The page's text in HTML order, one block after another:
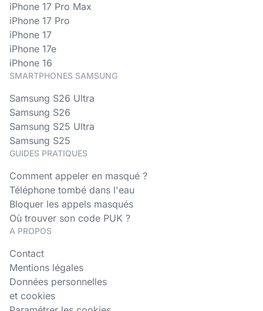
iPhone 17 Pro Max
iPhone 17 Pro
iPhone 17
iPhone 17e
iPhone 16
SMARTPHONES SAMSUNG
Samsung S26 Ultra
Samsung S26
Samsung S25 Ultra
Samsung S25
GUIDES PRATIQUES
Comment appeler en masqué ?
Téléphone tombé dans l'eau
Bloquer les appels masqués
Où trouver son code PUK ?
A PROPOS
Contact
Mentions légales
Données personnelles
et cookies